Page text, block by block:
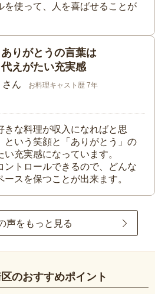
を使って、人を喜ばせることが
りがとうの言葉は
えがたい充実感
さん お料理キャスト歴 7年
きな料理が収入になればと思
という笑顔と「ありがとう」の
充実感になっています。
ントロールできるので、どんな
スを保つことが出来ます。
声をもっと見る
のおすすめポイント